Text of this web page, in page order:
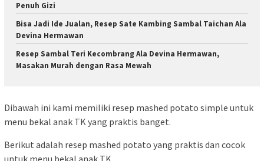
Penuh Gizi
Bisa Jadi Ide Jualan, Resep Sate Kambing Sambal Taichan Ala
Devina Hermawan
Resep Sambal Teri Kecombrang Ala Devina Hermawan,
Masakan Murah dengan Rasa Mewah
Dibawah ini kami memiliki resep mashed potato simple untuk
menu bekal anak TK yang praktis banget.
Berikut adalah resep mashed potato yang praktis dan cocok
untuk menu bekal anak TK.